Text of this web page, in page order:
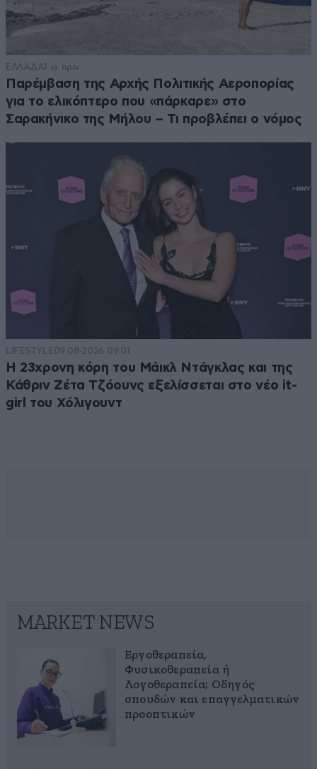
ΕΛΛΑΔΑ1 ω. πριν
Παρέμβαση της Αρχής Πολιτικής Αεροπορίας
για το ελικόπτερο που «πάρκαρε» στο
Σαρακήνικο της Μήλου – Τι προβλέπει ο νόμος
LIFESTYLE09·08·2026 09:01
Η 23χρονη κόρη τoυ Μάικλ Ντάγκλας και της
Κάθριν Ζέτα Τζόουνς εξελίσσεται στο νέο it-
girl του Χόλιγουντ
MARKET NEWS
Εργοθεραπεία,
Φυσικοθεραπεία ή
Λογοθεραπεία; Οδηγός
σπουδών και επαγγελματικών
προοπτικών